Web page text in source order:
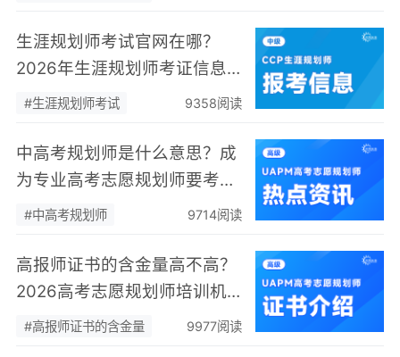
生涯规划师考试官网在哪？
2026年生涯规划师考证信息
大盘点
#生涯规划师考试 9358阅读
中高考规划师是什么意思？成
为专业高考志愿规划师要考证
吗？
#中高考规划师 9714阅读
高报师证书的含金量高不高？
2026高考志愿规划师培训机
构哪家好？
#高报师证书的含金量 9977阅读